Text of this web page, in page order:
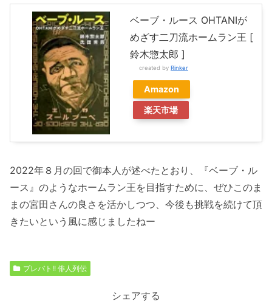
ベーブ・ルース OHTANIが
めざす二刀流ホームラン王 [
鈴木惣太郎 ]
created by Rinker
Amazon
楽天市場
2022年８月の回で御本人が述べたとおり、『ベーブ・ル
ース』のようなホームラン王を目指すために、ぜひこのま
まの宮田さんの良さを活かしつつ、今後も挑戦を続けて頂
きたいという風に感じましたねー
プレバト!! 俳人列伝
シェアする